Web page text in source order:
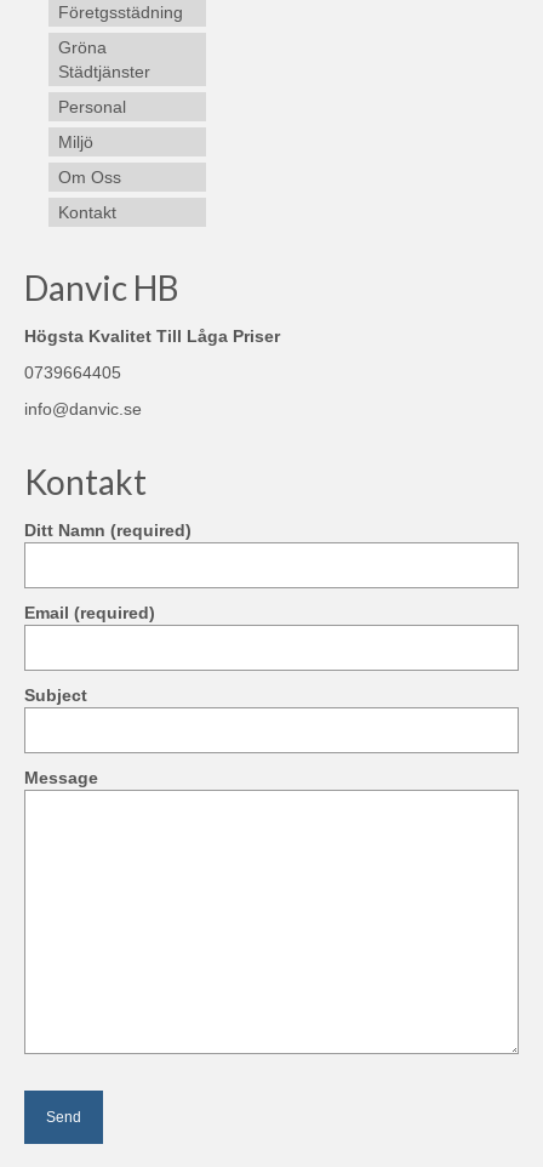
Företgsstädning
Gröna
Städtjänster
Personal
Miljö
Om Oss
Kontakt
Danvic HB
Högsta Kvalitet Till Låga Priser
0739664405
info@danvic.se
Kontakt
Ditt Namn (required)
Email (required)
Subject
Message